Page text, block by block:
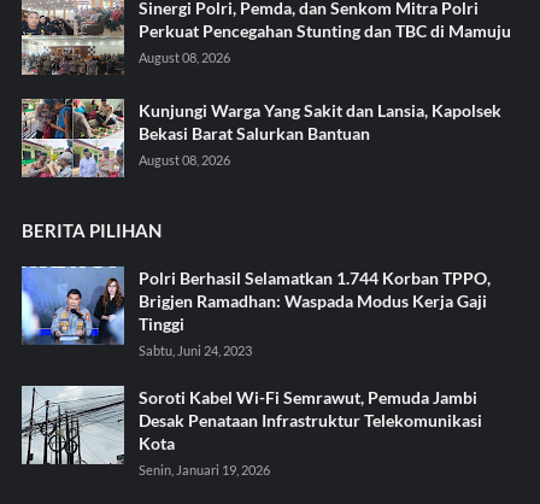
Sinergi Polri, Pemda, dan Senkom Mitra Polri
Perkuat Pencegahan Stunting dan TBC di Mamuju
August 08, 2026
Kunjungi Warga Yang Sakit dan Lansia, Kapolsek
Bekasi Barat Salurkan Bantuan
August 08, 2026
BERITA PILIHAN
Polri Berhasil Selamatkan 1.744 Korban TPPO,
Brigjen Ramadhan: Waspada Modus Kerja Gaji
Tinggi
Sabtu, Juni 24, 2023
Soroti Kabel Wi-Fi Semrawut, Pemuda Jambi
Desak Penataan Infrastruktur Telekomunikasi
Kota
Senin, Januari 19, 2026